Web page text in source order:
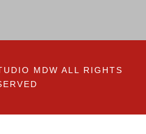
MDW ALL RIGHTS